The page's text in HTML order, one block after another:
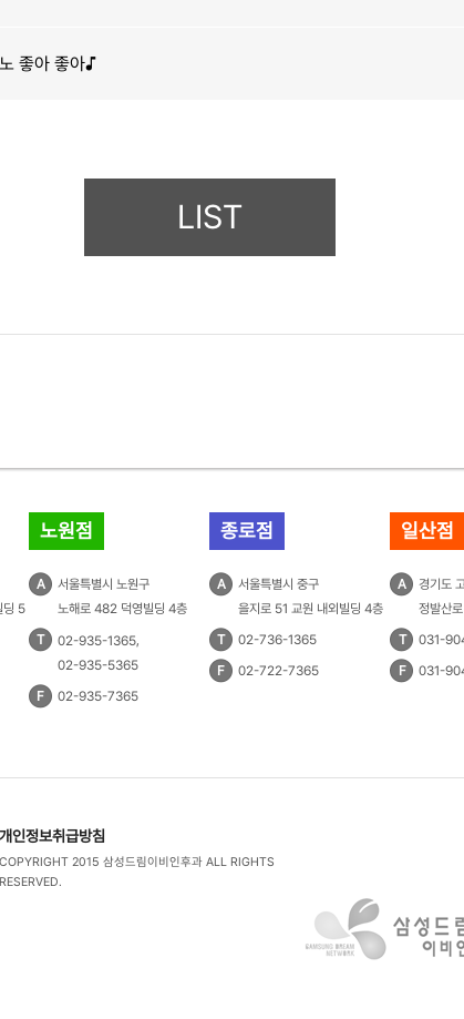
좋아 좋아♪
LIST
딩 5
노원점
A
서울특별시 노원구
노해로 482 덕영빌딩 4층
T
02-935-1365,
02-935-5365
F
02-935-7365
종로점
A
서울특별시 중구
을지로 51 교원 내외빌딩 4층
T
02-736-1365
F
02-722-7365
일산점
A
경기도
정발산
T
031-
F
031-
개인정보취급방침
COPYRIGHT 2015 삼성드림이비인후과 ALL RIGHTS
RESERVED.